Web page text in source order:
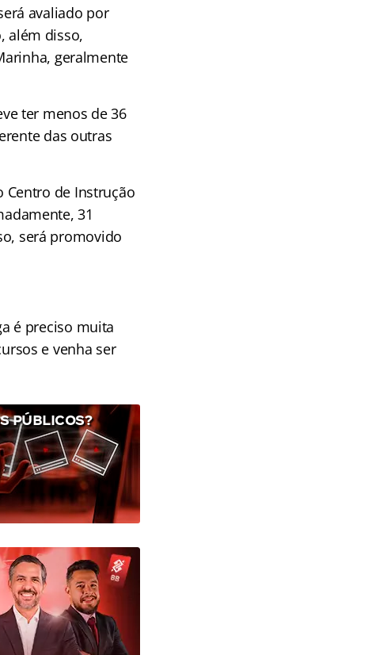
avaliado por
além disso,
geralmente
ter menos de 36
das outras
Centro de Instrução
31
será promovido
é preciso muita
e venha ser
PÚBLICOS?